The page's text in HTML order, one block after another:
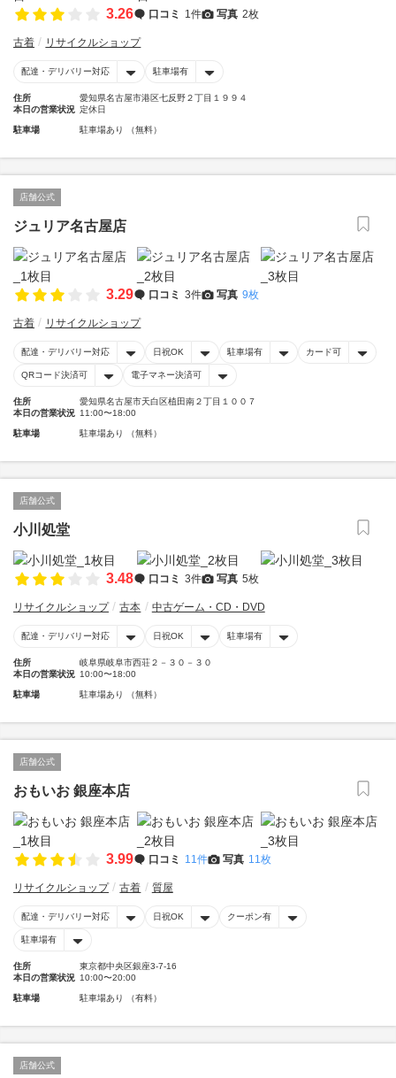
3.26 口コミ 1件 写真 2枚
古着 リサイクルショップ
配達・デリバリー対応 駐車場有
住所
愛知県名古屋市港区七反野２丁目１９９４
本日の営業状況 定休日
駐車場 駐車場あり （無料）
店舗公式
ジュリア名古屋店
3.29 口コミ 3件 写真 9枚
古着 リサイクルショップ
配達・デリバリー対応 日祝OK 駐車場有 カード可
QRコード決済可 電子マネー決済可
住所
愛知県名古屋市天白区植田南２丁目１００７
本日の営業状況 11:00〜18:00
駐車場 駐車場あり （無料）
店舗公式
小川処堂
3.48 口コミ 3件 写真 5枚
リサイクルショップ 古本 中古ゲーム・CD・DVD
配達・デリバリー対応 日祝OK 駐車場有
住所
岐阜県岐阜市西荘２－３０－３０
本日の営業状況 10:00〜18:00
駐車場 駐車場あり （無料）
店舗公式
おもいお 銀座本店
3.99 口コミ 11件 写真 11枚
リサイクルショップ 古着 質屋
配達・デリバリー対応 日祝OK クーポン有
駐車場有
住所
東京都中央区銀座3-7-16
本日の営業状況 10:00〜20:00
駐車場 駐車場あり （有料）
店舗公式